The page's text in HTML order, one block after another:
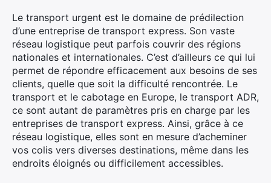
Le transport urgent est le domaine de prédilection
d’une entreprise de transport express. Son vaste
réseau logistique peut parfois couvrir des régions
nationales et internationales. C’est d’ailleurs ce qui lui
permet de répondre efficacement aux besoins de ses
clients, quelle que soit la difficulté rencontrée. Le
transport et le cabotage en Europe, le transport ADR,
ce sont autant de paramètres pris en charge par les
entreprises de transport express. Ainsi, grâce à ce
réseau logistique, elles sont en mesure d’acheminer
vos colis vers diverses destinations, même dans les
endroits éloignés ou difficilement accessibles.